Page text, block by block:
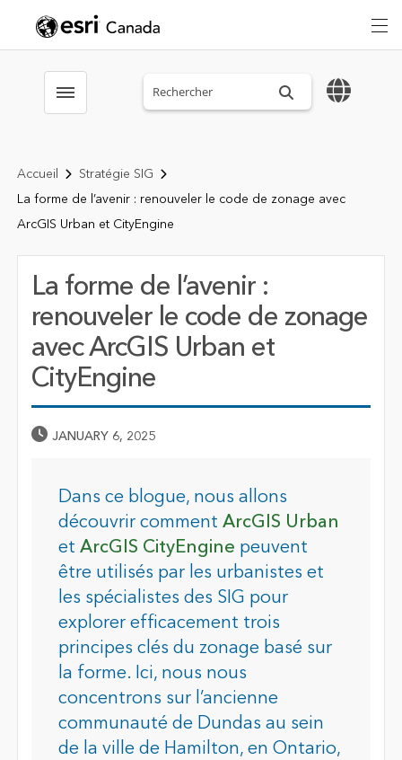
Toggle menubar Search sitewide
Accueil
Stratégie SIG
La forme de l’avenir : renouveler le code de zonage avec
ArcGIS Urban et CityEngine
La forme de l’avenir :
renouveler le code de zonage
avec ArcGIS Urban et
CityEngine
Published Date
JANUARY 6, 2025
Dans ce blogue, nous allons
découvrir comment ArcGIS Urban
et ArcGIS CityEngine peuvent
être utilisés par les urbanistes et
les spécialistes des SIG pour
explorer efficacement trois
principes clés du zonage basé sur
la forme. Ici, nous nous
concentrons sur l’ancienne
communauté de Dundas au sein
de la ville de Hamilton, en Ontario,